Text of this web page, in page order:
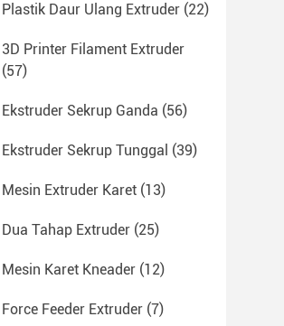
Plastik Daur Ulang Extruder (22)
3D Printer Filament Extruder
(57)
Ekstruder Sekrup Ganda (56)
Ekstruder Sekrup Tunggal (39)
Mesin Extruder Karet (13)
Dua Tahap Extruder (25)
Mesin Karet Kneader (12)
Force Feeder Extruder (7)